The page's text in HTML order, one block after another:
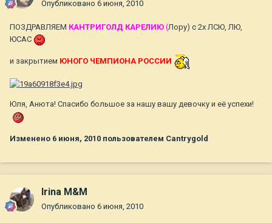
Опубликовано 6 июня, 2010
ПОЗДРАВЛЯЕМ КАНТРИГОЛД КАРЕЛИЮ (Лору) с 2х ЛСЮ, ЛЮ,
ЮСАС
и закрытием ЮНОГО ЧЕМПИОНА РОССИИ
Юля, Анюта! Спасибо большое за нашу вашу девочку и её успехи!
Изменено 6 июня, 2010 пользователем Cantrygold
Irina M&M
Опубликовано 6 июня, 2010